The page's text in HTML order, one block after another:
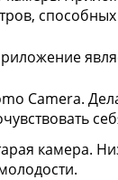
Camera.
камера.